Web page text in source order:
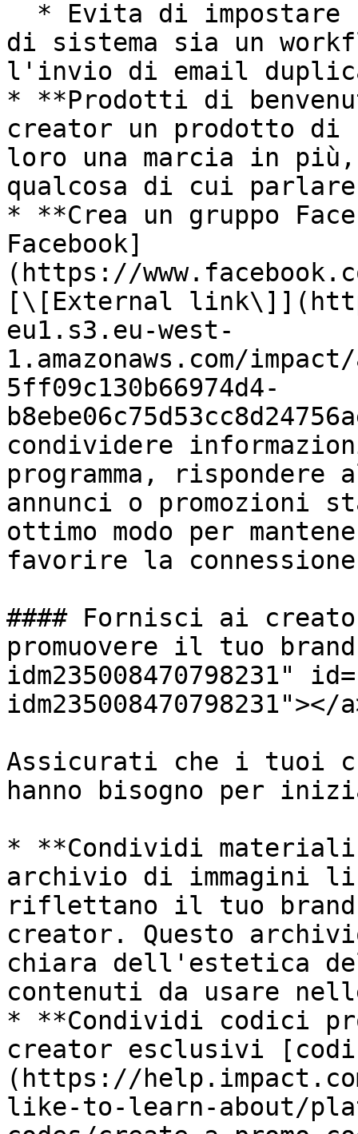
di sistema sia un
l'invio di email
* **Prodotti di
creator un prodotto di
loro una marcia in
qualcosa di cui
* **Crea un gruppo
Facebook]
(https://
[\[External
eu1.s3.eu-west-
1.amazonaws.com/
5ff09c130b66974d4-
condividere
programma, rispondere
annunci o promozioni
ottimo modo per
favorire la
#### Fornisci ai
promuovere il tuo
idm235008470798231"
idm235008470798231"></
Assicurati che i tuoi
hanno bisogno per
* **Condividi
archivio di immagini
riflettano il tuo
creator. Questo
chiara dell'estetica
contenuti da usare
* **Condividi codici
creator esclusivi
(https://
like-to-learn-about/